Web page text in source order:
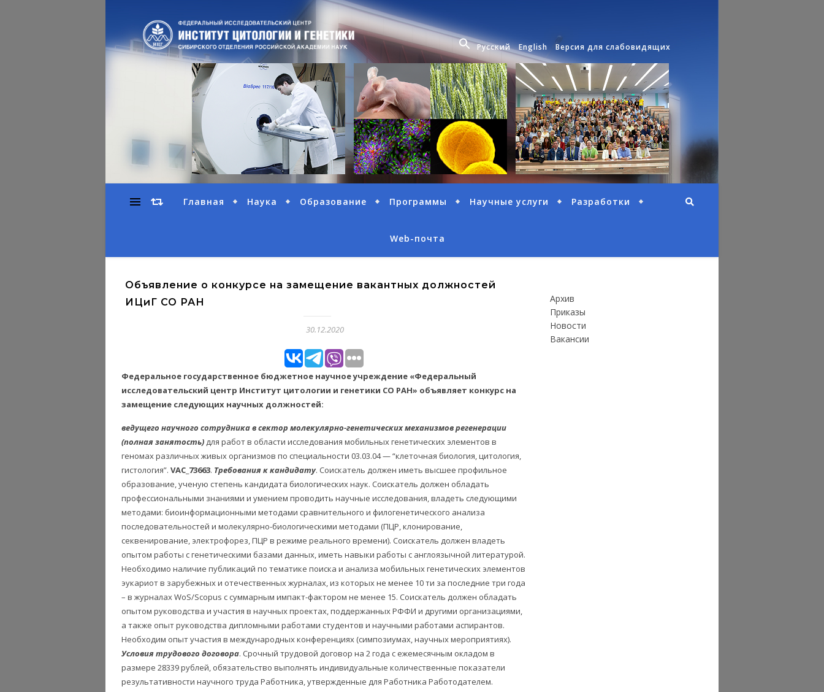
Русский English Версия для слабовидящих
Главная Наука Образование Программы Научные услуги Разработки
Web-почта
Объявление о конкурсе на замещение вакантных должностей
ИЦиГ СО РАН
30.12.2020
Федеральное государственное бюджетное научное учреждение «Федеральный
исследовательский центр Институт цитологии и генетики СО РАН» объявляет конкурс на
замещение следующих научных должностей:
ведущего научного сотрудника в сектор молекулярно-генетических механизмов регенерации
(полная занятость) для работ в области исследования мобильных генетических элементов в
геномах различных живых организмов по специальности 03.03.04 — “клеточная биология, цитология,
гистология”. VAC_73663. Требования к кандидату. Соискатель должен иметь высшее профильное
образование, ученую степень кандидата биологических наук. Соискатель должен обладать
профессиональными знаниями и умением проводить научные исследования, владеть следующими
методами: биоинформационными методами сравнительного и филогенетического анализа
последовательностей и молекулярно-биологическими методами (ПЦР, клонирование,
секвенирование, электрофорез, ПЦР в режиме реального времени). Соискатель должен владеть
опытом работы с генетическими базами данных, иметь навыки работы с англоязычной литературой.
Необходимо наличие публикаций по тематике поиска и анализа мобильных генетических элементов
эукариот в зарубежных и отечественных журналах, из которых не менее 10 ти за последние три года
– в журналах WoS/Scopus c суммарным импакт-фактором не менее 15. Соискатель должен обладать
опытом руководства и участия в научных проектах, поддержанных РФФИ и другими организациями,
а также опыт руководства дипломными работами студентов и научными работами аспирантов.
Необходим опыт участия в международных конференциях (симпозиумах, научных мероприятиях).
Условия трудового договора. Срочный трудовой договор на 2 года с ежемесячным окладом в
размере 28339 рублей, обязательство выполнять индивидуальные количественные показатели
результативности научного труда Работника, утвержденные для Работника Работодателем.
Архив
Приказы
Новости
Вакансии